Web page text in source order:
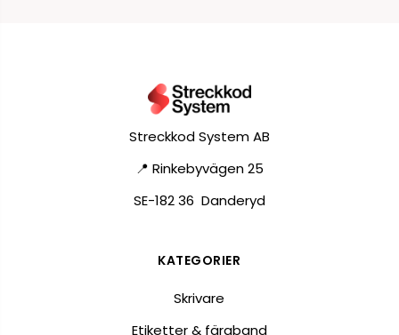
Streckkod System AB
📍 Rinkebyvägen 25
SE-182 36 Danderyd
KATEGORIER
Skrivare
Etiketter & färgband